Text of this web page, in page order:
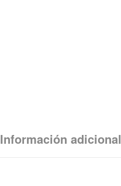
Información adicional